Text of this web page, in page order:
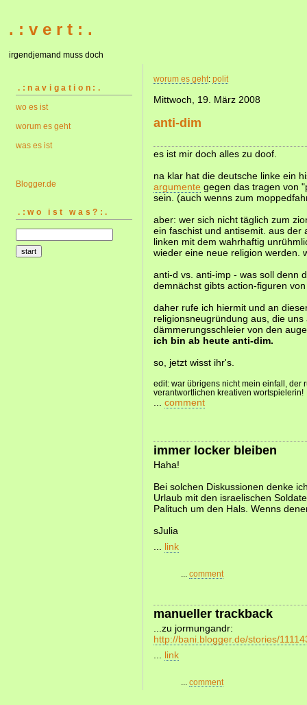
. : v e r t : .
irgendjemand muss doch
.:navigation:.
wo es ist
worum es geht
was es ist
Blogger.de
.:wo ist was?:.
worum es geht: polit
Mittwoch, 19. März 2008
anti-dim
es ist mir doch alles zu doof.
na klar hat die deutsche linke ein
argumente gegen das tragen von
sein. (auch wenns zum
aber: wer sich nicht täglich zum
ein faschist und antisemit. aus
linken mit dem wahrhaftig
wieder eine neue religion werden.
anti-d vs. anti-imp - was soll denn
demnächst gibts action-figuren
daher rufe ich hiermit und an
religionsneugründung aus, die
dämmerungsschleier von den
ich bin ab heute anti-dim.
so, jetzt wisst ihr's.
edit: war übrigens nicht mein einfall, der
verantwortlichen kreativen wortspielerin!
comment
immer locker bleiben
Haha!
Bei solchen Diskussionen denke
Urlaub mit den israelischen
Palituch um den Hals. Wenns
sJulia
link
comment
manueller trackback
...zu jormungandr:
http://bani.blogger.de/stories/
link
comment